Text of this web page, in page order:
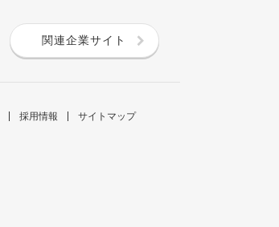
関連企業サイト
採用情報 サイトマップ